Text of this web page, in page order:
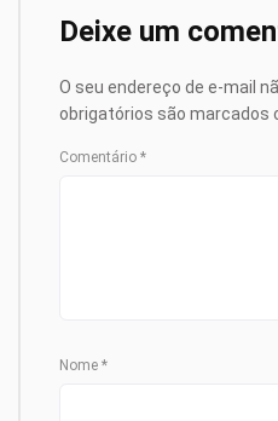
Deixe um
O seu endereço de e-mail
obrigatórios são marcados
Comentário *
Nome *